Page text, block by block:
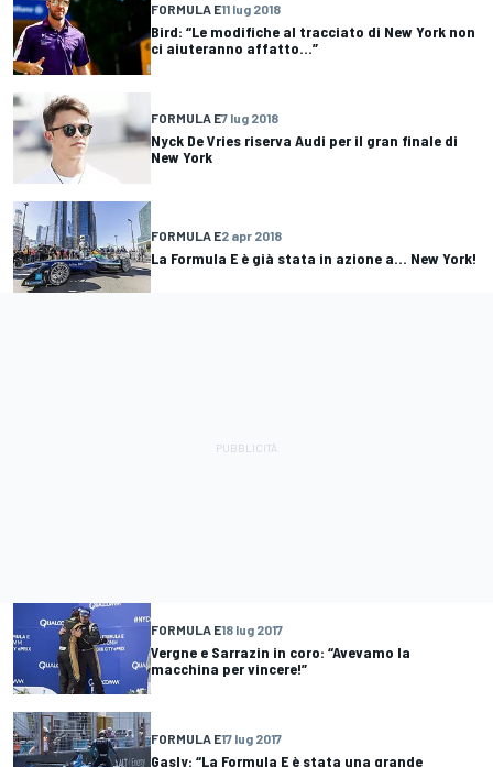
FORMULA E11 lug 2018
Bird: “Le modifiche al tracciato di New York non
ci aiuteranno affatto...”
FORMULA E7 lug 2018
Nyck De Vries riserva Audi per il gran finale di
New York
FORMULA E2 apr 2018
La Formula E è già stata in azione a... New York!
FORMULA E18 lug 2017
Vergne e Sarrazin in coro: “Avevamo la
macchina per vincere!”
FORMULA E17 lug 2017
Gasly: “La Formula E è stata una grande